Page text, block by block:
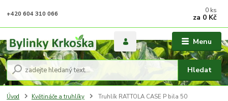
Menu
Hledat
+420 604 310 066 0 ks
za 0 Kč
Úvod Květináče a truhlíky Truhlík RATTOLA CASE P bila 50